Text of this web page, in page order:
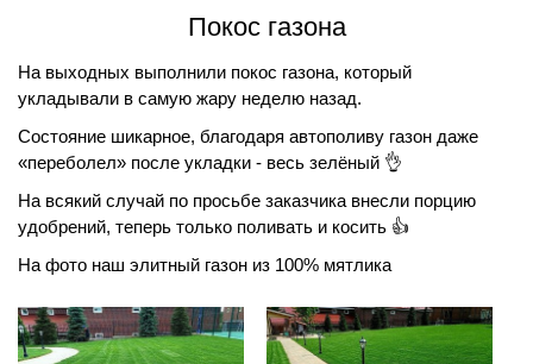
Покос газона
На выходных выполнили покос газона, который
укладывали в самую жару неделю назад.
Состояние шикарное, благодаря автополиву газон даже
«переболел» после укладки - весь зелёный 👌
На всякий случай по просьбе заказчика внесли порцию
удобрений, теперь только поливать и косить 👍
На фото наш элитный газон из 100% мятлика